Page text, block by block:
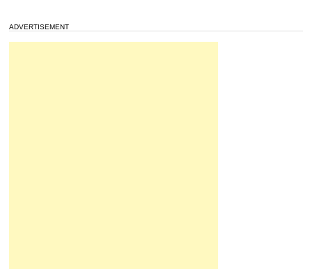
ADVERTISEMENT